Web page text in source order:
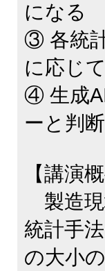
になる
③ 各統
に応じ
④ 生成
ーと判
【講演
製造現
統計手
の大小